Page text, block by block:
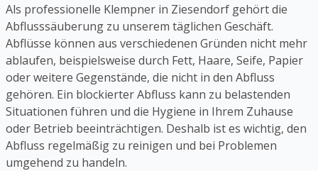
Als professionelle Klempner in Ziesendorf gehört die
Abflusssäuberung zu unserem täglichen Geschäft.
Abflüsse können aus verschiedenen Gründen nicht mehr
ablaufen, beispielsweise durch Fett, Haare, Seife, Papier
oder weitere Gegenstände, die nicht in den Abfluss
gehören. Ein blockierter Abfluss kann zu belastenden
Situationen führen und die Hygiene in Ihrem Zuhause
oder Betrieb beeinträchtigen. Deshalb ist es wichtig, den
Abfluss regelmäßig zu reinigen und bei Problemen
umgehend zu handeln.